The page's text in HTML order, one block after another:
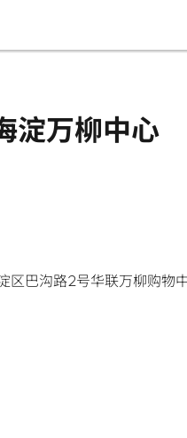
淀万柳中心
区巴沟路2号华联万柳购物